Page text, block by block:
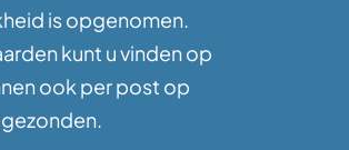
is opgenomen.
kunt u vinden op
ook per post op